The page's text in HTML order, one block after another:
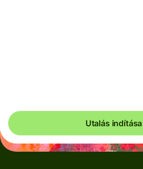
Utalás indítása